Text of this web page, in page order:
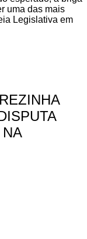
uma das mais
Legislativa em